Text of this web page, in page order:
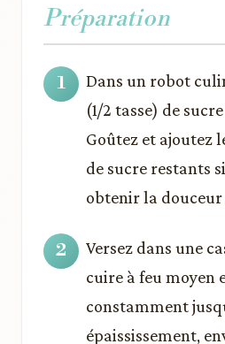
Préparation
Dans un robot
(1/2 tasse) de
Goûtez et ajoutez
de sucre restants
obtenir la douceur
Versez dans une
cuire à feu moyen
constamment
épaississement,